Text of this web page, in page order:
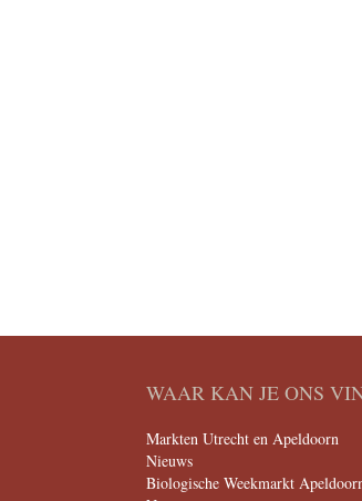
WAAR KAN JE ONS
Markten Utrecht en Apeldoorn
Nieuws
Biologische Weekmarkt